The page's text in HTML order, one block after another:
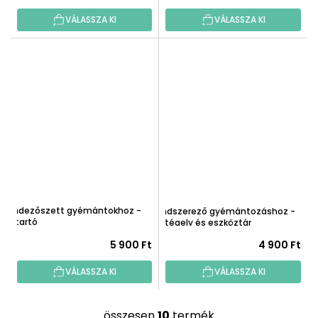
VÁLASSZA KI VÁLASSZA KI
Rendezőszett gyémántokhoz -
80 tartó
5 900 Ft
VÁLASSZA KI
Rendszerező gyémántozáshoz -
64 tégely és eszköztár
4 900 Ft
VÁLASSZA KI